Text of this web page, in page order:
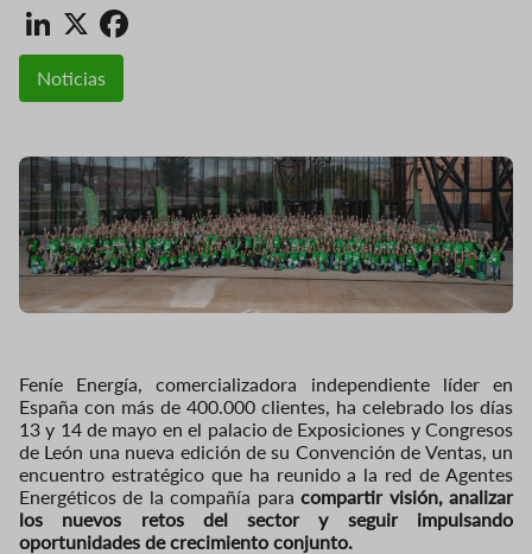
LinkedIn
X
Noticias
Feníe Energía, comercializadora independiente líder en
España con más de 400.000 clientes, ha celebrado los días
13 y 14 de mayo en el palacio de Exposiciones y Congresos
de León una nueva edición de su Convención de Ventas, un
encuentro estratégico que ha reunido a la red de Agentes
Energéticos de la compañía para compartir visión, analizar
los nuevos retos del sector y seguir impulsando
oportunidades de crecimiento conjunto.